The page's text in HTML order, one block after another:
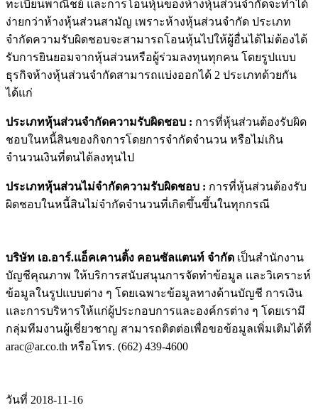
ทะเบียนพาณิชย์ และการโอนหุ้นของห้างหุ้นส่วนจำกัดจะทำได้
ง่ายกว่าห้างหุ้นส่วนสามัญ เพราะห้างหุ้นส่วนจำกัด ประเภท
จำกัดความรับผิดชอบจะสามารถโอนหุ้นไปให้ผู้อื่นได้ไม่ต้องได้
รับการยินยอมจากหุ้นส่วนหรือผู้ร่วมลงทุนทุกคน โดยรูปแบบ
ธุรกิจห้างหุ้นส่วนจำกัดสามารถแบ่งออกได้ 2 ประเภทด้วยกัน
ได้แก่
ประเภทหุ้นส่วนจำกัดความรับผิดชอบ : การที่หุ้นส่วนต้องรับผิด
ชอบในหนี้สินของกิจการโดยการจำกัดจำนวน หรือไม่เกิน
จำนวนเงินที่ตนได้ลงทุนไป
ประเภทหุ้นส่วนไม่จำกัดความรับผิดชอบ : การที่หุ้นส่วนต้องรับ
ผิดชอบในหนี้สินไม่จำกัดจำนวนที่เกิดขึ้นขึ้นในทุกกรณี
บริษัท เอ.อาร์.แอ็คเคานติ้ง คอนซัลแตนท์ จำกัด เป็นสำนักงาน
บัญชีคุณภาพ ให้บริการสนับสนุนการจัดทำข้อมูล และวิเคราะห์
ข้อมูลในรูปแบบต่าง ๆ โดยเฉพาะข้อมูลทางด้านบัญชี การเงิน
และการบริหารให้แก่ผู้ประกอบการและองค์กรต่าง ๆ โดยเรามี
กลุ่มทีมงานผู้เชี่ยวชาญ สามารถติดต่อเพื่อขอข้อมูลเพิ่มเติมได้ที่
arac@ar.co.th หรือโทร. (662) 439-4600
วันที่ 2018-11-16